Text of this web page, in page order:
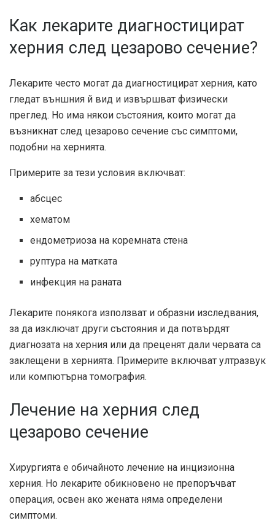
Как лекарите диагностицират
херния след цезарово сечение?
Лекарите често могат да диагностицират херния, като
гледат външния й вид и извършват физически
преглед. Но има някои състояния, които могат да
възникнат след цезарово сечение със симптоми,
подобни на хернията.
Примерите за тези условия включват:
абсцес
хематом
ендометриоза на коремната стена
руптура на матката
инфекция на раната
Лекарите понякога използват и образни изследвания,
за да изключат други състояния и да потвърдят
диагнозата на херния или да преценят дали червата са
заклещени в хернията. Примерите включват ултразвук
или компютърна томография.
Лечение на херния след
цезарово сечение
Хирургията е обичайното лечение на инцизионна
херния. Но лекарите обикновено не препоръчват
операция, освен ако жената няма определени
симптоми.